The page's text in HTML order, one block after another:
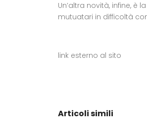
Un’altra novità, infine, è
mutuatari in difficoltà
link esterno al sito
Articoli simili